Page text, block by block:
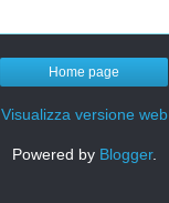
Home page
Visualizza versione web
Powered by Blogger.